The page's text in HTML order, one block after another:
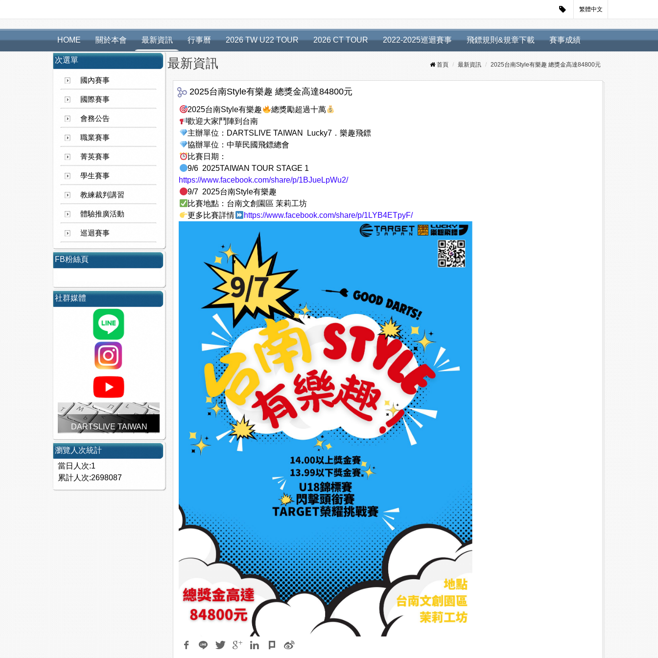
繁體中文
HOME 關於本會 最新資訊 行事曆 2026 TW U22 TOUR 2026 CT TOUR 2022-2025巡迴賽事 飛鏢規則&規章下載 賽事成績
次選單
國內賽事
國際賽事
會務公告
職業賽事
菁英賽事
學生賽事
教練裁判講習
體驗推廣活動
巡迴賽事
FB粉絲頁
社群媒體
DARTSLIVE TAIWAN
瀏覽人次統計
當日人次:1
累計人次:2698087
最新資訊 首頁 最新資訊 2025台南Style有樂趣 總獎金高達84800元
2025台南Style有樂趣 總獎金高達84800元
2025台南Style有樂趣
總獎勵超過十萬
歡迎大家鬥陣到台南
主辦單位：DARTSLIVE TAIWAN Lucky7．樂趣飛鏢
協辦單位：中華民國飛鏢總會
比賽日期：
9/6 2025TAIWAN TOUR STAGE 1
https://www.facebook.com/share/p/1BJueLpWu2/
9/7 2025台南Style有樂趣
比賽地點：台南文創園區 茉莉工坊
更多比賽詳情
https://www.facebook.com/share/p/1LYB4ETpyF/